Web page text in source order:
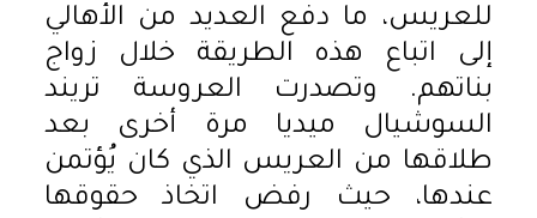
للعريس، ما دفع العديد من الأهالي
إلى اتباع هذه الطريقة خلال زواج
بناتهم. وتصدرت العروسة تريند
السوشيال ميديا مرة أخرى بعد
طلاقها من العريس الذي كان يُؤتمن
عندها، حيث رفض اتخاذ حقوقها